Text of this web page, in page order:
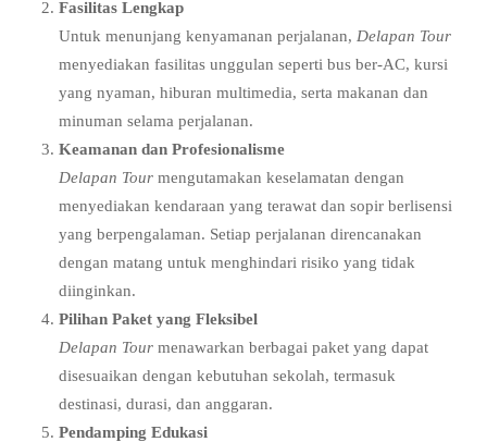
Fasilitas Lengkap
Untuk menunjang kenyamanan perjalanan, Delapan Tour
menyediakan fasilitas unggulan seperti bus ber-AC, kursi
yang nyaman, hiburan multimedia, serta makanan dan
minuman selama perjalanan.
Keamanan dan Profesionalisme
Delapan Tour mengutamakan keselamatan dengan
menyediakan kendaraan yang terawat dan sopir berlisensi
yang berpengalaman. Setiap perjalanan direncanakan
dengan matang untuk menghindari risiko yang tidak
diinginkan.
Pilihan Paket yang Fleksibel
Delapan Tour menawarkan berbagai paket yang dapat
disesuaikan dengan kebutuhan sekolah, termasuk
destinasi, durasi, dan anggaran.
Pendamping Edukasi